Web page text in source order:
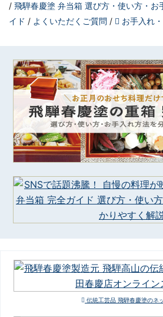
飛騨春慶塗 弁当箱 選び方・使い方・お
イド
よくいただくご質問 お手入れ
伝統工芸品 飛騨春慶塗のネ